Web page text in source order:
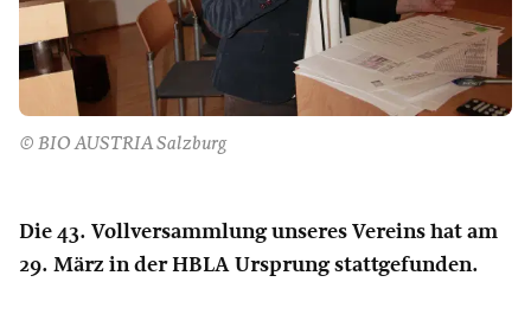
© BIO AUSTRIA Salzburg
Die 43. Vollversammlung unseres Vereins hat am
29. März in der HBLA Ursprung stattgefunden.